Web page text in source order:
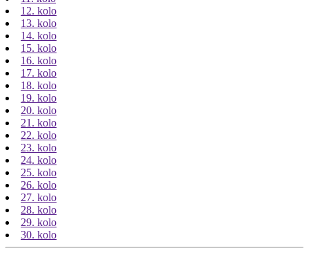
12. kolo
13. kolo
14. kolo
15. kolo
16. kolo
17. kolo
18. kolo
19. kolo
20. kolo
21. kolo
22. kolo
23. kolo
24. kolo
25. kolo
26. kolo
27. kolo
28. kolo
29. kolo
30. kolo